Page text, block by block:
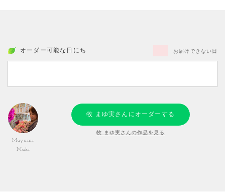
オーダー可能な日にち お届けできない日
Mayumi
Maki
牧 まゆ実さんにオーダーする
牧 まゆ実さんの作品を見る